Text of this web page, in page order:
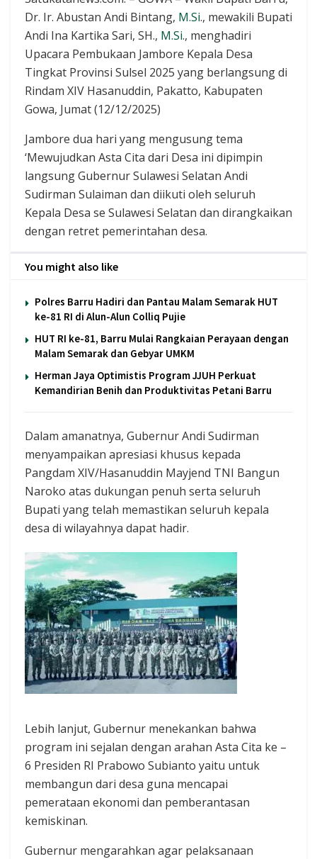
Dr. Ir. Abustan Andi Bintang, M.Si., mewakili Bupati
Andi Ina Kartika Sari, SH., M.Si., menghadiri
Upacara Pembukaan Jambore Kepala Desa
Tingkat Provinsi Sulsel 2025 yang berlangsung di
Rindam XIV Hasanuddin, Pakatto, Kabupaten
Gowa, Jumat (12/12/2025)
​Jambore dua hari yang mengusung tema
‘Mewujudkan Asta Cita dari Desa ini dipimpin
langsung Gubernur Sulawesi Selatan Andi
Sudirman Sulaiman dan diikuti oleh seluruh
Kepala Desa se Sulawesi Selatan dan dirangkaikan
dengan retret pemerintahan desa.
You might also like
Polres Barru Hadiri dan Pantau Malam Semarak HUT
ke-81 RI di Alun-Alun Colliq Pujie
HUT RI ke-81, Barru Mulai Rangkaian Perayaan dengan
Malam Semarak dan Gebyar UMKM
Herman Jaya Optimistis Program JJUH Perkuat
Kemandirian Benih dan Produktivitas Petani Barru
Dalam amanatnya, Gubernur Andi Sudirman
menyampaikan apresiasi khusus kepada
Pangdam XIV/Hasanuddin Mayjend TNI Bangun
Naroko atas dukungan penuh serta seluruh
Bupati yang telah memastikan seluruh kepala
desa di wilayahnya dapat hadir.
Lebih lanjut, Gubernur menekankan bahwa
program ini sejalan dengan arahan Asta Cita ke –
6 Presiden RI Prabowo Subianto yaitu untuk
membangun dari desa guna mencapai
pemerataan ekonomi dan pemberantasan
kemiskinan.
Gubernur mengarahkan agar pelaksanaan